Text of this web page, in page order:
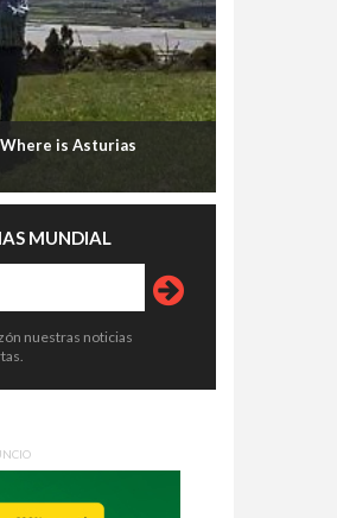
is Asturias
MUNDIAL
nuestras noticias